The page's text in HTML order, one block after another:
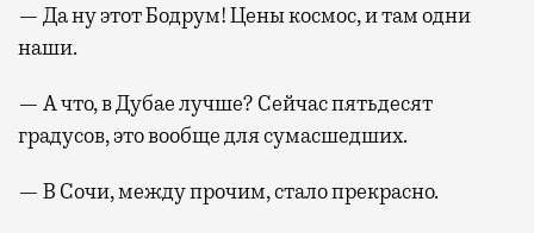
— Да ну этот Бодрум! Цены космос, и там одни
наши.
— А что, в Дубае лучше? Сейчас пятьдесят
градусов, это вообще для сумасшедших.
— В Сочи, между прочим, стало прекрасно.